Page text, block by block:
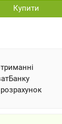
Купити